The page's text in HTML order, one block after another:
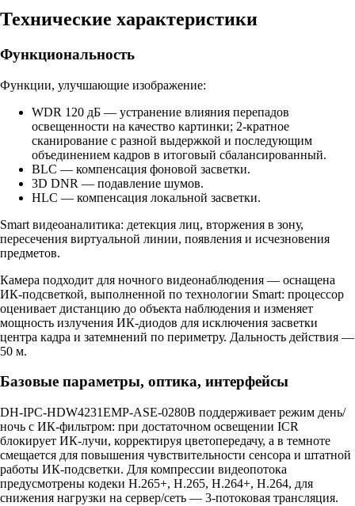
Технические характеристики
Функциональность
Функции, улучшающие изображение:
WDR 120 дБ — устранение влияния перепадов
освещенности на качество картинки; 2-кратное
сканирование с разной выдержкой и последующим
объединением кадров в итоговый сбалансированный.
BLC — компенсация фоновой засветки.
3D DNR — подавление шумов.
HLC — компенсация локальной засветки.
Smart видеоаналитика: детекция лиц, вторжения в зону,
пересечения виртуальной линии, появления и исчезновения
предметов.
Камера подходит для ночного видеонаблюдения — оснащена
ИК-подсветкой, выполненной по технологии Smart: процессор
оценивает дистанцию до объекта наблюдения и изменяет
мощность излучения ИК-диодов для исключения засветки
центра кадра и затемнений по периметру. Дальность действия —
50 м.
Базовые параметры, оптика, интерфейсы
DH-IPC-HDW4231EMP-ASE-0280B поддерживает режим день/
ночь с ИК-фильтром: при достаточном освещении ICR
блокирует ИК-лучи, корректируя цветопередачу, а в темноте
смещается для повышения чувствительности сенсора и штатной
работы ИК-подсветки. Для компрессии видеопотока
предусмотрены кодеки H.265+, H.265, H.264+, H.264, для
снижения нагрузки на сервер/сеть — 3-потоковая трансляция.